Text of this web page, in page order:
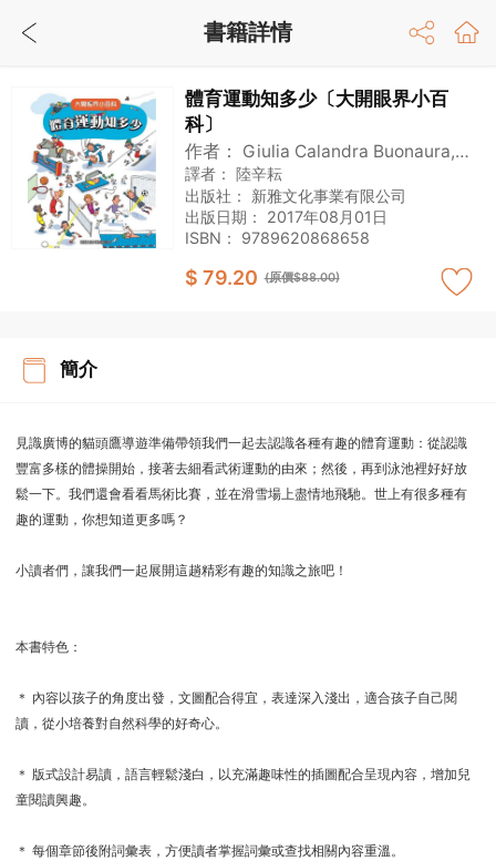
體育運動知多少〔大開眼界小百
科〕
作者：
Giulia Calandra Buonaura,
Maria Novella Passaglia
譯者： 陸辛耘
出版社： 新雅文化事業有限公司
出版日期： 2017年08月01日
ISBN： 9789620868658
$ 79.20 (原價$88.00)
簡介
見識廣博的貓頭鷹導遊準備帶領我們一起去認識各種有趣的體育運動：從認識
豐富多樣的體操開始，接著去細看武術運動的由來；然後，再到泳池裡好好放
鬆一下。我們還會看看馬術比賽，並在滑雪場上盡情地飛馳。世上有很多種有
趣的運動，你想知道更多嗎？
小讀者們，讓我們一起展開這趟精彩有趣的知識之旅吧！
本書特色：
＊ 內容以孩子的角度出發，文圖配合得宜，表達深入淺出，適合孩子自己閱
讀，從小培養對自然科學的好奇心。
＊ 版式設計易讀，語言輕鬆淺白，以充滿趣味性的插圖配合呈現內容，增加兒
童閱讀興趣。
＊ 每個章節後附詞彙表，方便讀者掌握詞彙或查找相關內容重溫。
書籍詳情